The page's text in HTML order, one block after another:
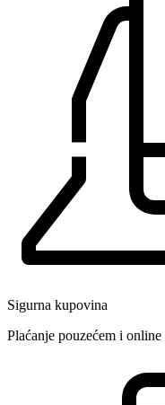
Sigurna kupovina
Plaćanje pouzećem i online